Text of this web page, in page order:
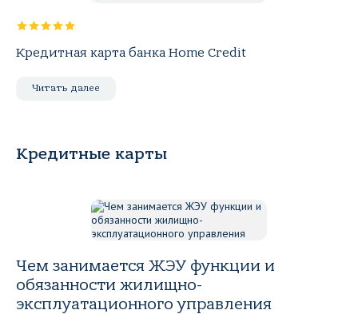
Кредитная карта банка Home Credit
Читать далее
Кредитные карты
Чем занимается ЖЭУ функции и
обязанности жилищно-
эксплуатационного управления